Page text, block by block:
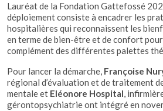
Lauréat de la Fondation Gattefossé
déploiement consiste à encadrer les
hospitalières qui reconnaissent les
en terme de bien-être et de confort
complément des différentes palettes
Pour lancer la démarche, Françoise
régional d’évaluation et de traitement
mentale et Eléonore Hospital,
gérontopsychiatrie ont intégré en